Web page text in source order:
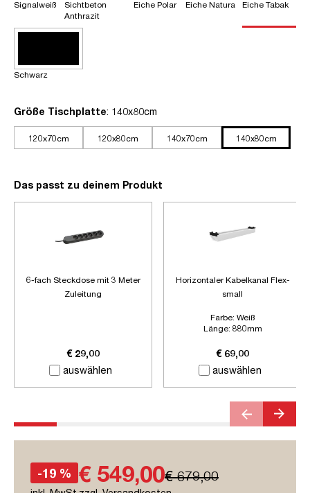
Signalweiß
Sichtbeton
Anthrazit
Eiche Polar Eiche Natura Eiche Tabak
Schwarz
Größe Tischplatteauswählen
: 140x80cm
120x70cm 120x80cm 140x70cm 140x80cm
Das passt zu deinem Produkt
auswählen
6-fach Steckdose mit 3 Meter
Zuleitung
€ 29,00
auswählen
Horizontaler Kabelkanal Flex-
small
Farbe: Weiß
Länge: 880mm
€ 69,00
-19 % € 549,00€ 679,00